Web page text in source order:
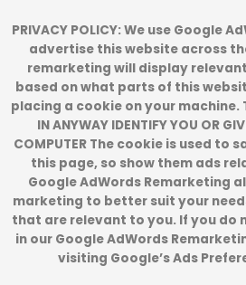
PRIVACY POLICY: We use Google
advertise this website across
remarketing will display
based on what parts of this
placing a cookie on your machine.
IN ANYWAY IDENTIFY YOU OR
COMPUTER The cookie is used to
this page, so show them ads
Google AdWords Remarketing
marketing to better suit your
that are relevant to you. If you do
in our Google AdWords
visiting Google’s Ads